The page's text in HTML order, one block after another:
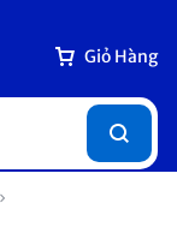
Giỏ Hàng